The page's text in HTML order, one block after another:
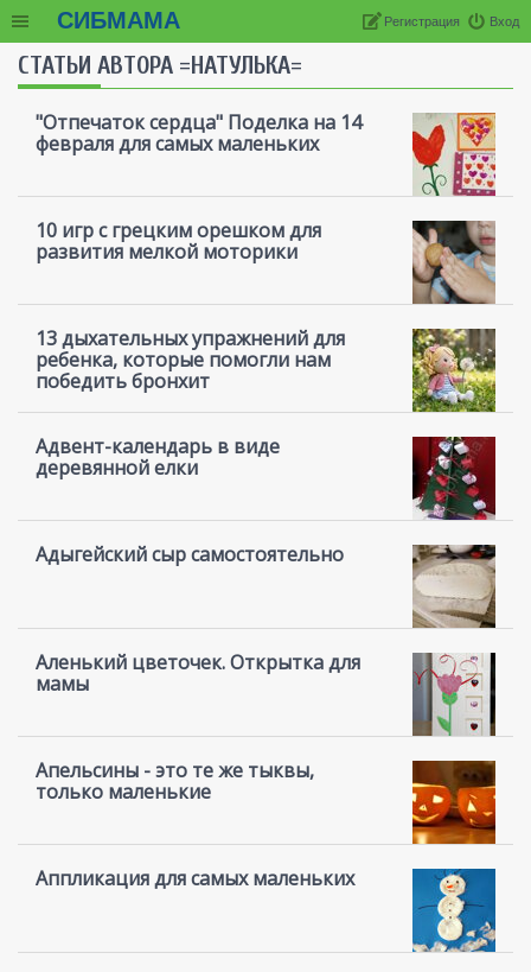
СИБМАМА Вход
Регистрация
СТАТЬИ АВТОРА =НАТУЛЬКА=
"Отпечаток сердца" Поделка на 14
февраля для самых маленьких
10 игр с грецким орешком для
развития мелкой моторики
13 дыхательных упражнений для
ребенка, которые помогли нам
победить бронхит
Адвент-календарь в виде
деревянной елки
Адыгейский сыр самостоятельно
Аленький цветочек. Открытка для
мамы
Апельсины - это те же тыквы,
только маленькие
Аппликация для самых маленьких